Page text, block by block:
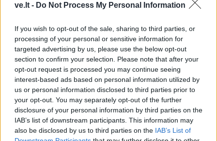
ve.lt - Do Not Process My Personal Information
If you wish to opt-out of the sale, sharing to third parties, or
processing of your personal or sensitive information for
targeted advertising by us, please use the below opt-out
section to confirm your selection. Please note that after your
opt-out request is processed you may continue seeing
interest-based ads based on personal information utilized by
us or personal information disclosed to third parties prior to
your opt-out. You may separately opt-out of the further
disclosure of your personal information by third parties on the
IAB’s list of downstream participants. This information may
also be disclosed by us to third parties on the IAB’s List of
Kriminalai
Sukčiai butus „nuomoja“
ne tik didmiesčiuose:
spąstai spendžiami
socialiniuose tinkluose
Kriminalai
Tuneliu į Lietuvą bandę
patekti migrantai užpuolė
VSAT pareigūnus(2)